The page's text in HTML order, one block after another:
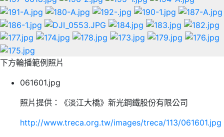
下方輪播範例照片
061601.jpg
照片提供：《淡江大橋》新光鋼鐵股份有限公司
http://www.treca.org.tw/images/treca/113/061601.jpg